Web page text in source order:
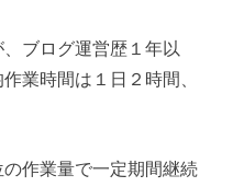
ブログ運営歴１年以
業時間は１日２時間、
作業量で一定期間継続